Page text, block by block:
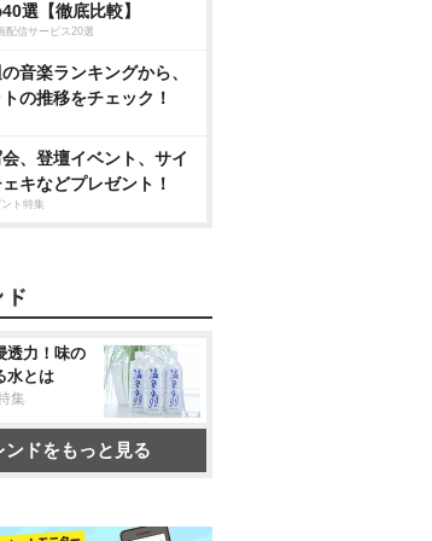
選【徹底比較】
配信サービス20選
音楽ランキングから、
の推移をチェック！
、登壇イベント、サイ
キなどプレゼント！
ト特集
透力！味の
水とは
集
ンドをもっと見る